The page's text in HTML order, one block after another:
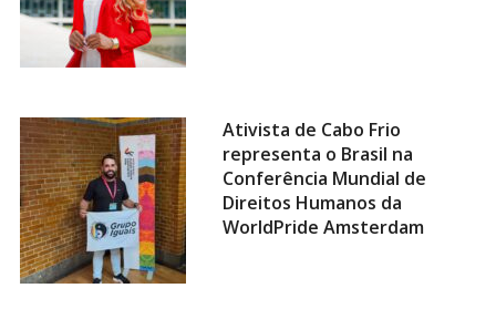
Ativista de Cabo Frio
representa o Brasil na
Conferência Mundial de
Direitos Humanos da
WorldPride Amsterdam